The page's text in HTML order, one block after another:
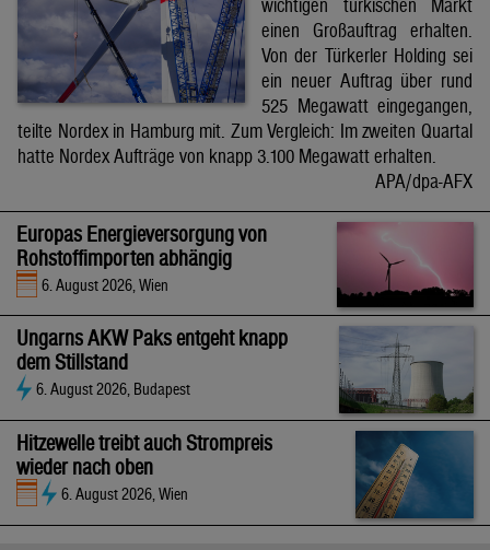
wichtigen türkischen Markt
einen Großauftrag erhalten.
Von der Türkerler Holding sei
ein neuer Auftrag über rund
525 Megawatt eingegangen,
teilte Nordex in Hamburg mit. Zum Vergleich: Im zweiten Quartal
hatte Nordex Aufträge von knapp 3.100 Megawatt erhalten.
APA/dpa-AFX
Europas Energieversorgung von
Rohstoffimporten abhängig
6. August 2026, Wien
Ungarns AKW Paks entgeht knapp
dem Stillstand
6. August 2026, Budapest
Hitzewelle treibt auch Strompreis
wieder nach oben
6. August 2026, Wien